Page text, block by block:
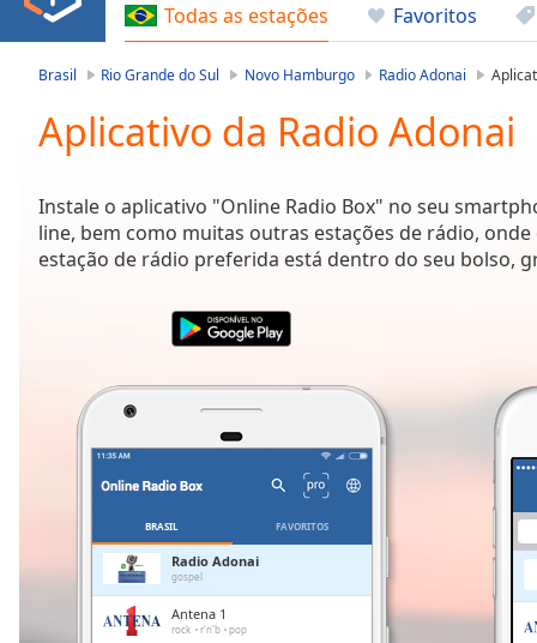
Backward
Skip
Current
Time0:00
Duration-:-
Loaded:
0.00%
Remaining
Todas as estações Favoritos
Brasil Rio Grande do Sul Novo Hamburgo Radio Adonai
Aplicativo da Radio Adonai
Instale o aplicativo "Online Radio Box" no seu
line, bem como muitas outras estações de rádio,
estação de rádio preferida está dentro do seu bolso,
BRASIL FAVORITOS
Radio Adonai
gospel
Antena 1
rock r'n'b pop